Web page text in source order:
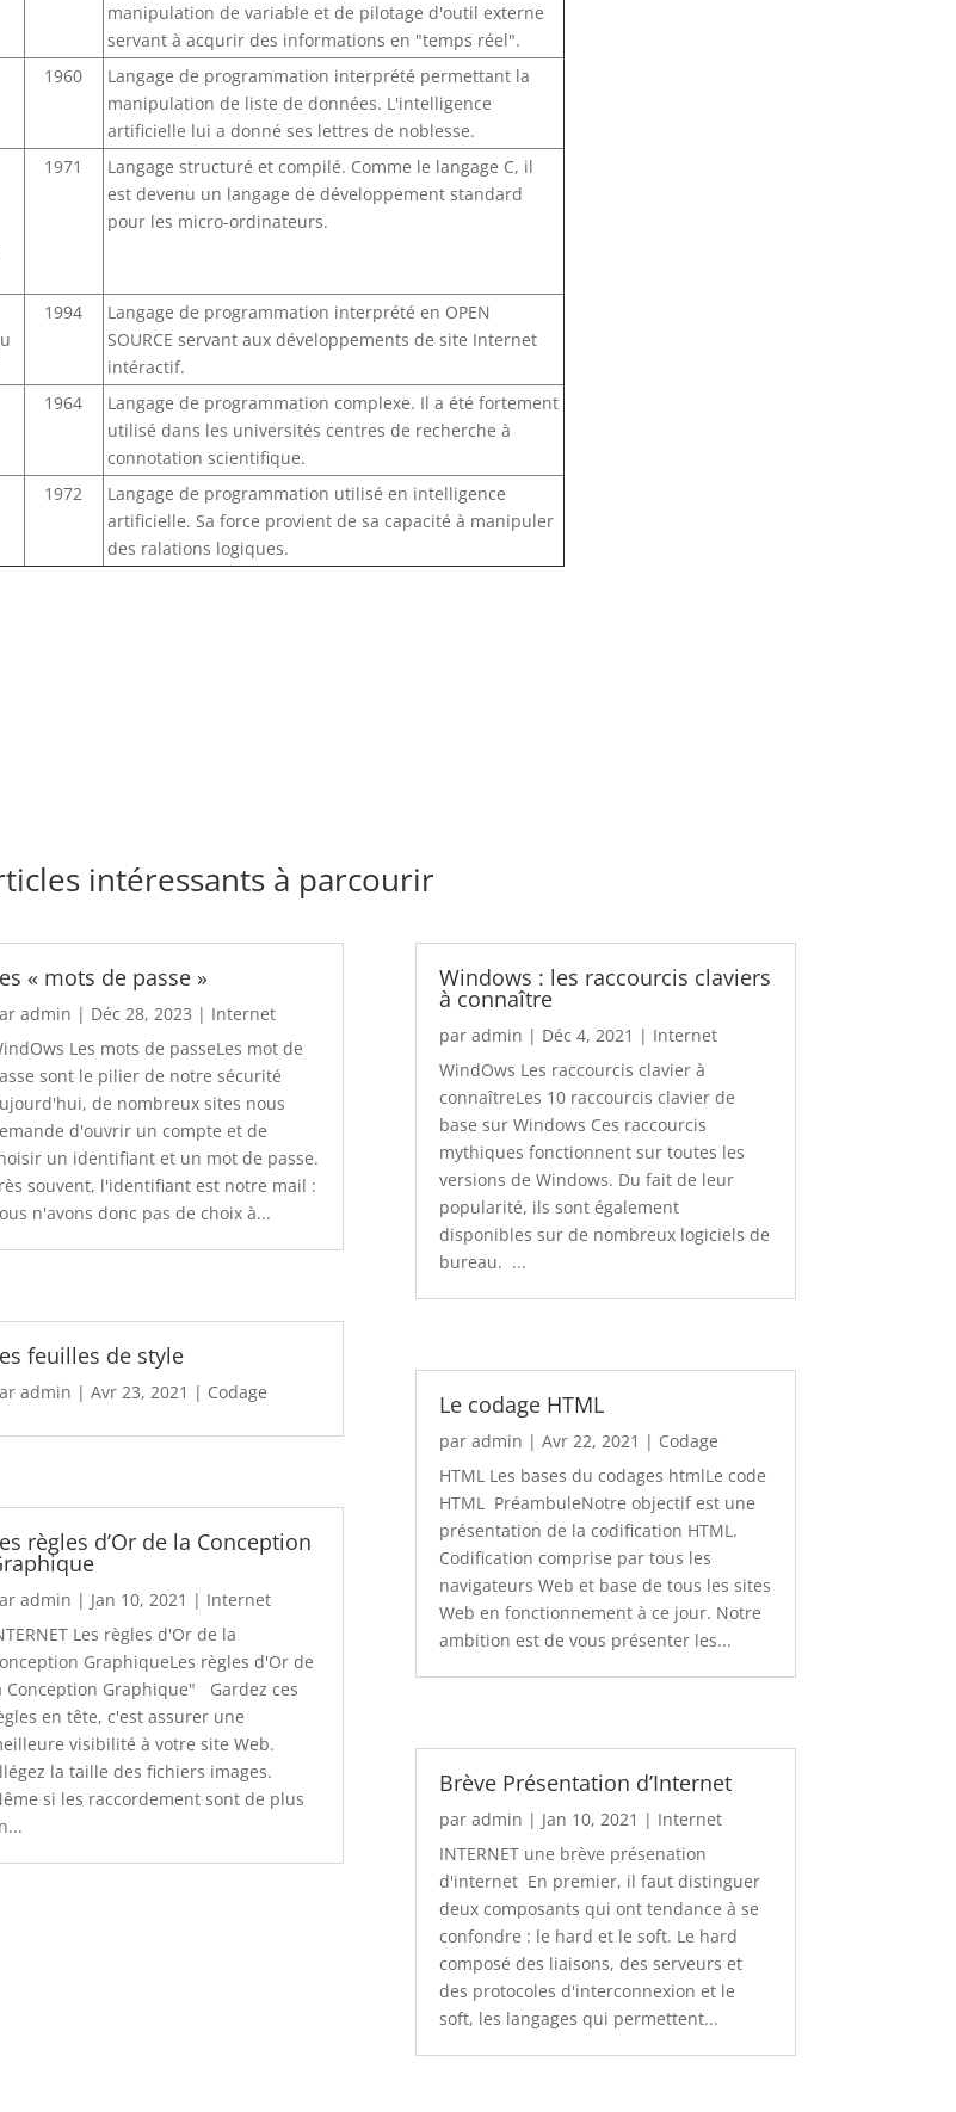
manipulation de variable et de pilotage d'outil externe
servant à acqurir des informations en "temps réel".
1960
Langage de programmation interprété permettant la
manipulation de liste de données. L'intelligence
artificielle lui a donné ses lettres de noblesse.
1971
Langage structuré et compilé. Comme le langage C, il
est devenu un langage de développement standard
pour les micro-ordinateurs.
1994
Langage de programmation interprété en OPEN
SOURCE servant aux développements de site Internet
intéractif.
1964
Langage de programmation complexe. Il a été fortement
utilisé dans les universités centres de recherche à
connotation scientifique.
1972
Langage de programmation utilisé en intelligence
artificielle. Sa force provient de sa capacité à manipuler
des ralations logiques.
intéressants à parcourir
« mots de passe »
admin | Déc 28, 2023 | Internet
Les mots de passeLes mot de
sont le pilier de notre sécurité
de nombreux sites nous
d'ouvrir un compte et de
un identifiant et un mot de passe.
souvent, l'identifiant est notre mail :
n'avons donc pas de choix à...
feuilles de style
admin | Avr 23, 2021 | Codage
règles d’Or de la Conception
admin | Jan 10, 2021 | Internet
Les règles d'Or de la
GraphiqueLes règles d'Or de
Conception Graphique" Gardez ces
en tête, c'est assurer une
visibilité à votre site Web.
la taille des fichiers images.
si les raccordement sont de plus
Windows : les raccourcis claviers
à connaître
par admin | Déc 4, 2021 | Internet
WindOws Les raccourcis clavier à
connaîtreLes 10 raccourcis clavier de
base sur Windows Ces raccourcis
mythiques fonctionnent sur toutes les
versions de Windows. Du fait de leur
popularité, ils sont également
disponibles sur de nombreux logiciels de
bureau. ...
Le codage HTML
par admin | Avr 22, 2021 | Codage
HTML Les bases du codages htmlLe code
HTML PréambuleNotre objectif est une
présentation de la codification HTML.
Codification comprise par tous les
navigateurs Web et base de tous les sites
Web en fonctionnement à ce jour. Notre
ambition est de vous présenter les...
Brève Présentation d’Internet
par admin | Jan 10, 2021 | Internet
INTERNET une brève présenation
d'internet En premier, il faut distinguer
deux composants qui ont tendance à se
confondre : le hard et le soft. Le hard
composé des liaisons, des serveurs et
des protocoles d'interconnexion et le
soft, les langages qui permettent...